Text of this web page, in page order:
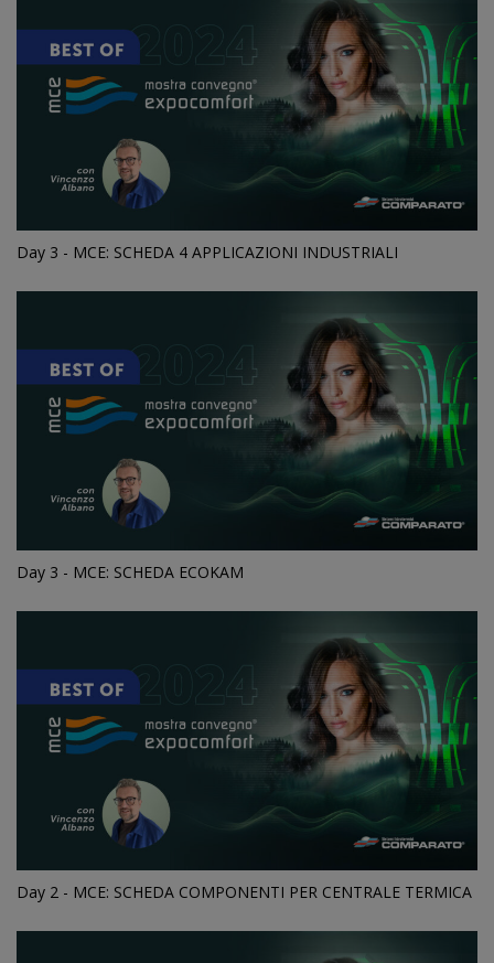
Day 3 - MCE: SCHEDA 4 APPLICAZIONI INDUSTRIALI
Day 3 - MCE: SCHEDA ECOKAM
Day 2 - MCE: SCHEDA COMPONENTI PER CENTRALE TERMICA